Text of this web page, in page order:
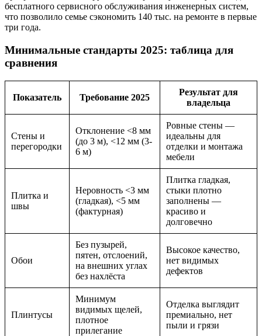
бесплатного сервисного обслуживания инженерных систем,
что позволило семье сэкономить 140 тыс. на ремонте в первые
три года.
Минимальные стандарты 2025: таблица для
сравнения
Показатель Требование 2025
Результат для
владельца
Стены и
перегородки
Отклонение <8 мм
(до 3 м), <12 мм (3-
6 м)
Ровные стены —
идеальны для
отделки и монтажа
мебели
Плитка и
швы
Неровность <3 мм
(гладкая), <5 мм
(фактурная)
Плитка гладкая,
стыки плотно
заполнены —
красиво и
долговечно
Обои
Без пузырей,
пятен, отслоений,
на внешних углах
без нахлёста
Высокое качество,
нет видимых
дефектов
Плинтусы
Минимум
видимых щелей,
плотное
прилегание
Отделка выглядит
премиально, нет
пыли и грязи